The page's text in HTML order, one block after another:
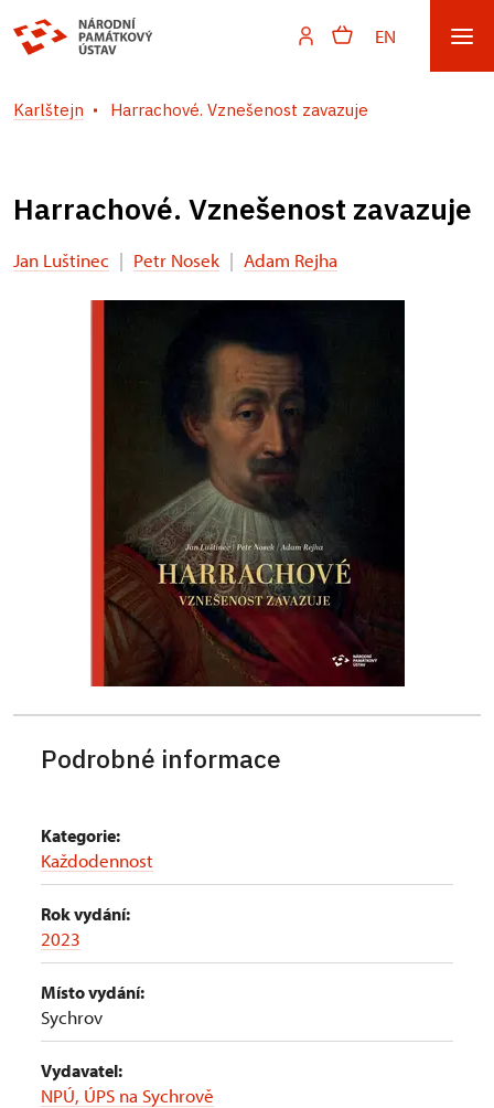
EN
Karlštejn Harrachové. Vznešenost zavazuje
Harrachové. Vznešenost zavazuje
Jan Luštinec | Petr Nosek | Adam Rejha
Podrobné informace
Kategorie:
Každodennost
Rok vydání:
2023
Místo vydání:
Sychrov
Vydavatel:
NPÚ, ÚPS na Sychrově